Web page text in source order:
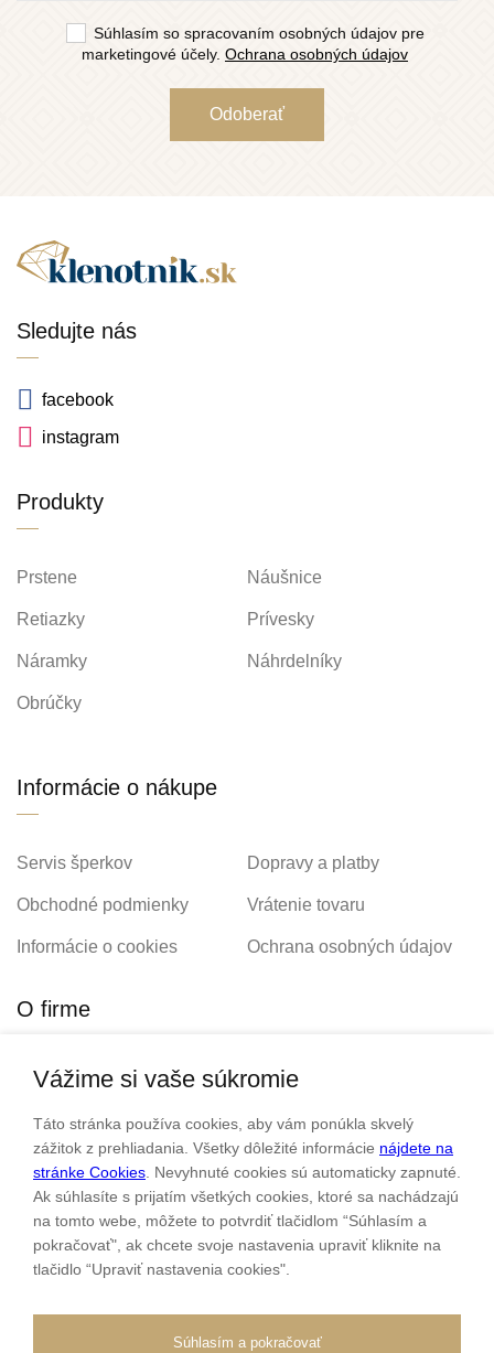
Súhlasím so spracovaním osobných údajov pre
marketingové účely. Ochrana osobných údajov
Sledujte nás
facebook
instagram
Produkty
Prstene Náušnice
Retiazky Prívesky
Náramky Náhrdelníky
Obrúčky
Informácie o nákupe
Servis šperkov Dopravy a platby
Obchodné podmienky Vrátenie tovaru
Informácie o cookies Ochrana osobných údajov
O firme
Personalizovaný šperk O nás
Kontakt
Sme rodinná firma a zameriavame sa na predaj hodiniek a
šperkov od roku 1994.
Pozrite sa na naše ďaľšie web stránky.
Vážime si vaše súkromie
Táto stránka používa cookies, aby vám ponúkla skvelý
zážitok z prehliadania. Všetky dôležité informácie nájdete na
stránke Cookies . Nevyhnuté cookies sú automaticky zapnuté.
Ak súhlasíte s prijatím všetkých cookies, ktoré sa nachádzajú
na tomto webe, môžete to potvrdiť tlačidlom “Súhlasím a
pokračovať", ak chcete svoje nastavenia upraviť kliknite na
tlačidlo “Upraviť nastavenia cookies".
Súhlasím a pokračovať